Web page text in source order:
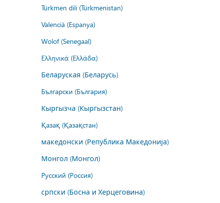
Türkmen dili (Türkmenistan)
Valencià (Espanya)
Wolof (Senegaal)
Ελληνικά (Ελλάδα)
Беларуская (Беларусь)
Български (България)
Кыргызча (Кыргызстан)
Қазақ (Қазақстан)
македонски (Република Македонија)
Монгол (Монгол)
Русский (Россия)
српски (Босна и Херцеговина)